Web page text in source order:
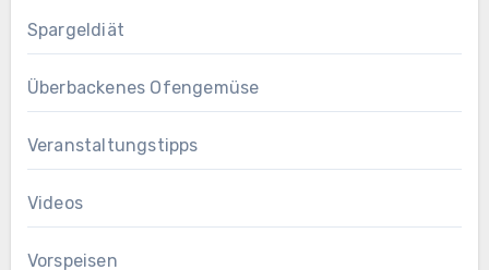
Spargeldiät
Überbackenes Ofengemüse
Veranstaltungstipps
Videos
Vorspeisen